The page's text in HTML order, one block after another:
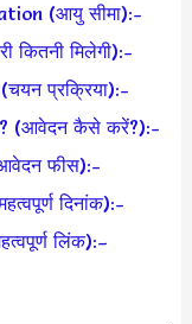
(आयु सीमा):-
कितनी मिलेगी):-
प्रक्रिया):-
(आवेदन कैसे करें?):-
फीस):-
दिनांक):-
लिंक):–